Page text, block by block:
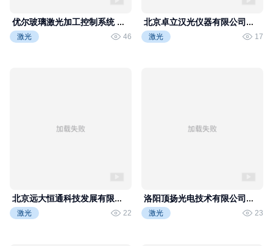
优尔玻璃激光加工控制系统 玻
璃切割 玻璃打孔 振镜打孔 2D
激光 46
北京卓立汉光仪器有限公司专
访-2025中国光博会
激光 17
北京远大恒通科技发展有限公
司专访-2025中国光博会
激光 22
洛阳顶扬光电技术有限公司专
访-2025中国光博会
激光 23